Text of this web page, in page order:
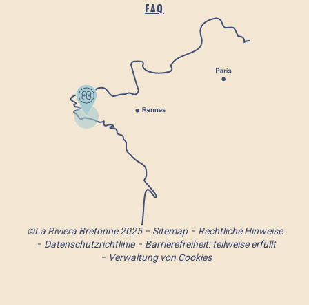
FAQ
©La Riviera Bretonne 2025 Sitemap
Rechtliche Hinweise
Datenschutzrichtlinie
Barrierefreiheit: teilweise erfüllt
Verwaltung von Cookies